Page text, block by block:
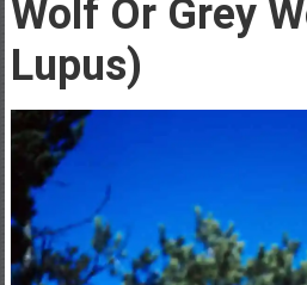
Wolf Or Grey
Lupus)